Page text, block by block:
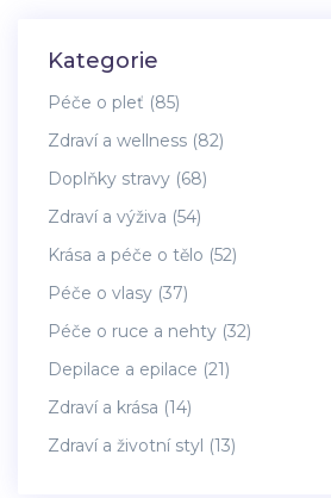
Kategorie
Péče o pleť (85)
Zdraví a wellness (82)
Doplňky stravy (68)
Zdraví a výživa (54)
Krása a péče o tělo (52)
Péče o vlasy (37)
Péče o ruce a nehty (32)
Depilace a epilace (21)
Zdraví a krása (14)
Zdraví a životní styl (13)